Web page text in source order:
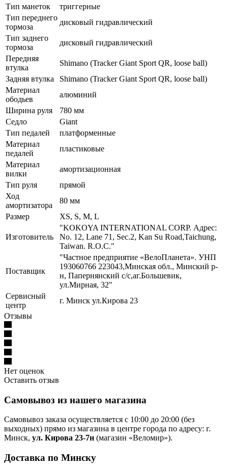
Тип манеток
триггерные
Тип переднего
тормоза
дисковый гидравлический
Тип заднего
тормоза
дисковый гидравлический
Передняя
втулка
Shimano (Tracker Giant Sport QR, loose ball)
Задняя втулка
Shimano (Tracker Giant Sport QR, loose ball)
Материал
ободьев
алюминий
Ширина руля
780 мм
Седло
Giant
Тип педалей
платформенные
Материал
педалей
пластиковые
Материал
вилки
амортизационная
Тип руля
прямой
Ход
амортизатора
80 мм
Размер
XS, S, M, L
Изготовитель
"KOKOYA INTERNATIONAL CORP. Адрес:
No. 12, Lane 71, Sec.2, Kan Su Road,Taichung,
Taiwan. R.O.C."
Поставщик
"Частное предприятие «ВелоПланета». УНП
193060766 223043,Минская обл., Минский р-
н, Папернянский с/с,аг.Большевик,
ул.Мирная, 32"
Сервисный
центр
г. Минск ул.Кирова 23
Отзывы
Нет оценок
Оставить отзыв
Самовывоз из нашего магазина
Самовывоз заказа осуществляется с 10:00 до 20:00 (без
выходных) прямо из магазина в центре города по адресу: г.
Минск, ул. Кирова 23-7н (магазин «Веломир»).
Доставка по Минску